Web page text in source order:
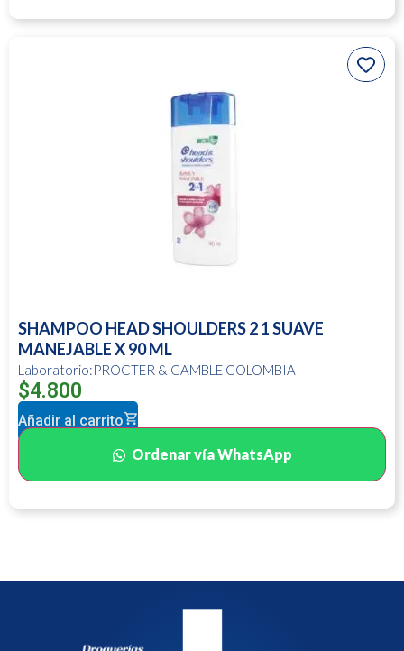
SHAMPOO HEAD SHOULDERS 2 1 SUAVE
MANEJABLE X 90 ML
Laboratorio:PROCTER & GAMBLE COLOMBIA
$4.800
Añadir al carrito
Ordenar vía WhatsApp